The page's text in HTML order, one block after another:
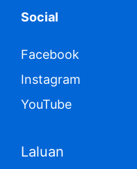
Social
Facebook
Instagram
YouTube
Laluan